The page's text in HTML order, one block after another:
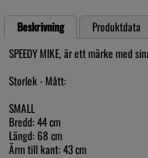
Beskrivning Produktdata
SPEEDY MIKE, är ett märke med
Storlek - Mått:
SMALL
Bredd: 44 cm
Längd: 68 cm
Ärm till kant: 43 cm